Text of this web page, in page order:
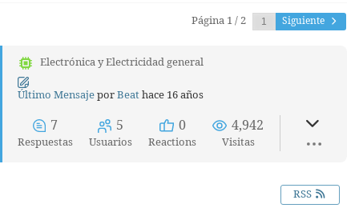
Página 1 / 2 Siguiente
Electrónica y Electricidad general
Último MensajeporBeathace 16 años
7
Respuestas
5
Usuarios
0
Reactions
4,942
Visitas
RSS